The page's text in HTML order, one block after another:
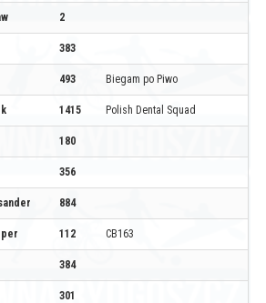
2
383
493 Biegam po Piwo
1415 Polish Dental Squad
180
356
884
112 CB163
384
301